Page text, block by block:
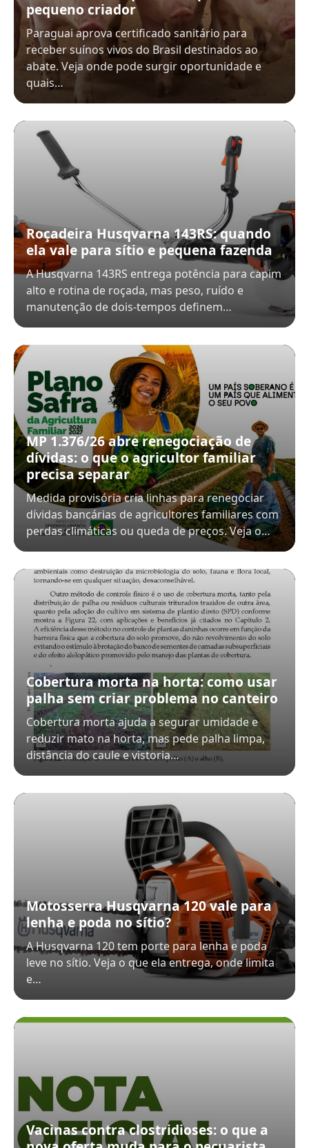
pequeno criador
Paraguai aprova certificado sanitário para
receber suínos vivos do Brasil destinados ao
abate. Veja onde pode surgir oportunidade e
quais…
Roçadeira Husqvarna 143RS: quando
ela vale para sítio e pequena fazenda
A Husqvarna 143RS entrega potência para capim
alto e rotina de roçada, mas peso, ruído e
manutenção de dois-tempos definem…
MP 1.376/26 abre renegociação de
dívidas: o que o agricultor familiar
precisa separar
Medida provisória cria linhas para renegociar
dívidas bancárias de agricultores familiares com
perdas climáticas ou queda de preços. Veja o…
Cobertura morta na horta: como usar
palha sem criar problema no canteiro
Cobertura morta ajuda a segurar umidade e
reduzir mato na horta, mas pede palha limpa,
distância do caule e vistoria…
Motosserra Husqvarna 120 vale para
lenha e poda no sítio?
A Husqvarna 120 tem porte para lenha e poda
leve no sítio. Veja o que ela entrega, onde limita
e…
Vacinas contra clostridioses: o que a